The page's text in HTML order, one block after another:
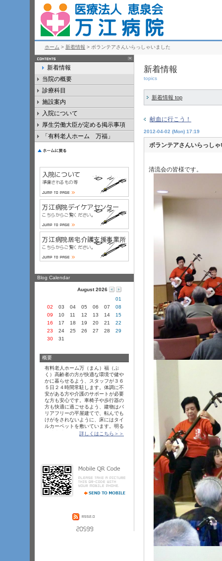
ホーム > 新着情報 > ボランテアさんいらっしゃいました
新着情報
topics
新着情報 top
献血に行こう！
2012-04-02 (Mon) 17:19
ボランテアさんいらっし
清流会の皆様です。
新着情報
当院の概要
診療科目
施設案内
入院について
厚生労働大臣が定める掲示事項
「有料老人ホーム 万福」
Blog Calendar
August 2026
01
02
03 04 05 06 07
08
09
10 11 12 13 14
15
16
17 18 19 20 21
22
23
24 25 26 27 28
29
30
31
概要
有料老人ホーム万（まん）福（ぷ
く）高齢者の方が快適な環境で健や
かに暮らせるよう、スタッフが３６
５日２４時間常駐します。体調に不
安がある方や介護のサポートが必要
な方も安心です。車椅子や歩行器の
方も快適に過ごせるよう、建物はバ
リアフリーの平屋建てで、転んでも
けがをされないように、床にはタイ
ルカーペットを敷いています。明る
く清潔感のあるワンルームタイプの
ので、緊急対応時のサポートも安心
です。食事は、毎食管理栄養士によ
る献立で、かかりつけ医からの食事
箋にも対応しております。季節に応
じてイベント．
­．
詳しくはこちら＞＞